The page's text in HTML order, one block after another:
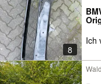
8
Ich